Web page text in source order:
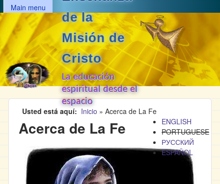
MAIN MENU
Main menu
de la
Misión de
Cristo
La educación
espiritual desde el
espacio
ENGLISH
PORTUGUESE
РУССКИЙ
ESPAÑOL
Usted está aquí Inicio » Acerca de La Fe
Acerca de La Fe